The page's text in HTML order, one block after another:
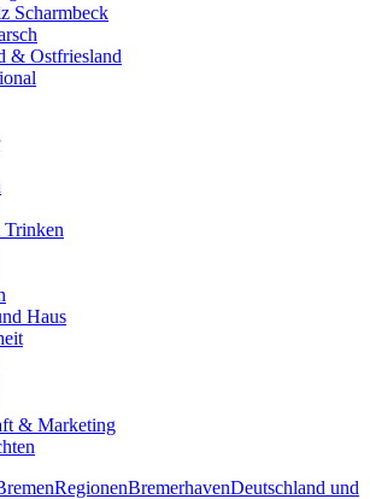
Scharmbeck
& Ostfriesland
Trinken
Haus
& Marketing
RegionenBremerhavenDeutschland und